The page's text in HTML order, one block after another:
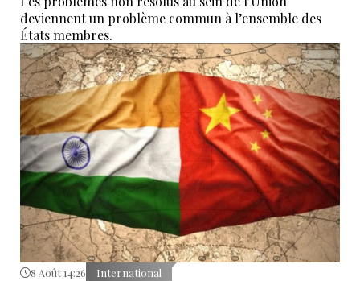
deviennent un problème commun à l’ensemble des
États membres.
8 Août 14:26 International